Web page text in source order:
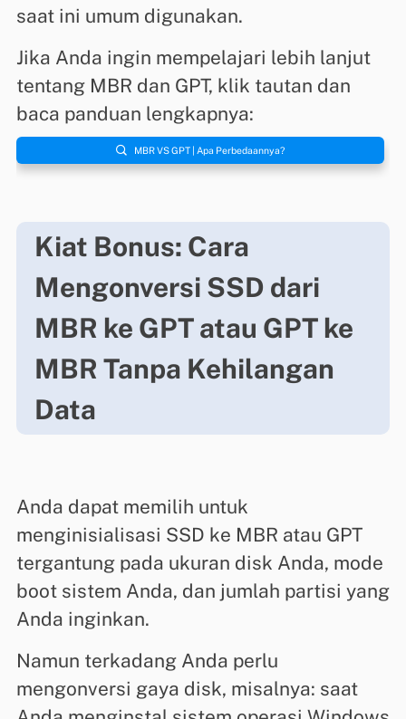
saat ini umum digunakan.
Jika Anda ingin mempelajari lebih lanjut
tentang MBR dan GPT, klik tautan dan
baca panduan lengkapnya:
 MBR VS GPT | Apa Perbedaannya?
Kiat Bonus: Cara
Mengonversi SSD dari
MBR ke GPT atau GPT ke
MBR Tanpa Kehilangan
Data
Anda dapat memilih untuk
menginisialisasi SSD ke MBR atau GPT
tergantung pada ukuran disk Anda, mode
boot sistem Anda, dan jumlah partisi yang
Anda inginkan.
Namun terkadang Anda perlu
mengonversi gaya disk, misalnya: saat